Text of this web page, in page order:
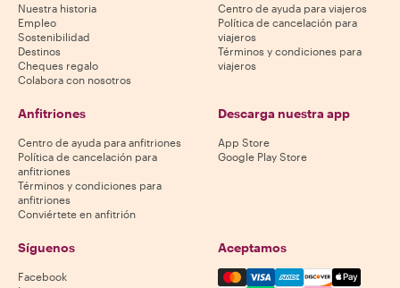
Nuestra historia
Empleo
Sostenibilidad
Destinos
Cheques regalo
Colabora con nosotros
Centro de ayuda para viajeros
Política de cancelación para
viajeros
Términos y condiciones para
viajeros
Anfitriones
Centro de ayuda para anfitriones
Política de cancelación para
anfitriones
Términos y condiciones para
anfitriones
Conviértete en anfitrión
Descarga nuestra app
App Store
Google Play Store
Síguenos
Facebook
Aceptamos
Mastercard, Visa, Amex,